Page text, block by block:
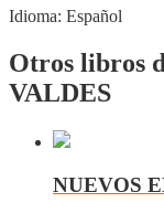
Idioma: Español
Otros libros
VALDES
NUEVOS